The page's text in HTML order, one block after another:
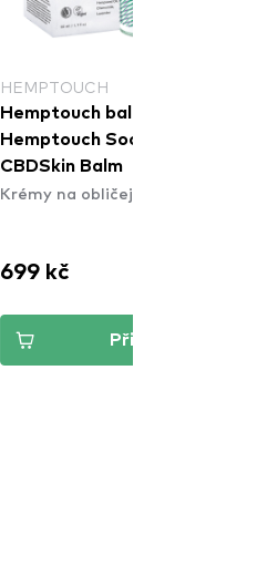
HEMPTOUCH
Hemptouch balzám na pleť -
Hemptouch Soothing
CBDSkin Balm
Krémy na obličej
699 kč
Přidat